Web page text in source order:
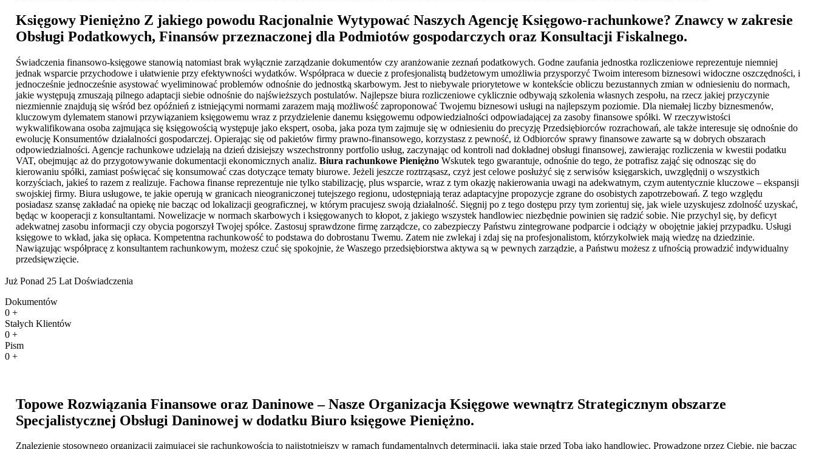
Księgowy Pieniężno Z jakiego powodu Racjonalnie Wytypować Naszych Agencję Księgowo-rachunkowe? Znawcy w zakresie
Obsługi Podatkowych, Finansów przeznaczonej dla Podmiotów gospodarczych oraz Konsultacji Fiskalnego.
Świadczenia finansowo-księgowe stanowią natomiast brak wyłącznie zarządzanie dokumentów czy aranżowanie zeznań podatkowych. Godne zaufania jednostka rozliczeniowe reprezentuje niemniej
jednak wsparcie przychodowe i ułatwienie przy efektywności wydatków. Współpraca w duecie z profesjonalistą budżetowym umożliwia przysporzyć Twoim interesom biznesowi widoczne oszczędności, i
jednocześnie jednocześnie asystować wyeliminować problemów odnośnie do jednostką skarbowym. Jest to niebywale priorytetowe w kontekście obliczu bezustannych zmian w odniesieniu do normach,
jakie występują zmuszają pilnego adaptacji siebie odnośnie do najświeższych postulatów. Najlepsze biura rozliczeniowe cyklicznie odbywają szkolenia własnych zespołu, na rzecz jakiej przyczynie
niezmiennie znajdują się wśród bez opóźnień z istniejącymi normami zarazem mają możliwość zaproponować Twojemu biznesowi usługi na najlepszym poziomie. Dla niemałej liczby biznesmenów,
kluczowym dylematem stanowi przywiązaniem księgowemu wraz z przydzielenie danemu księgowemu odpowiedzialności odpowiadającej za zasoby finansowe spółki. W rzeczywistości
wykwalifikowana osoba zajmująca się księgowością występuje jako ekspert, osoba, jaka poza tym zajmuje się w odniesieniu do precyzję Przedsiębiorców rozrachowań, ale także interesuje się odnośnie do
ewolucję Konsumentów działalności gospodarczej. Opierając się od pakietów firmy prawno-finansowego, korzystasz z pewność, iż Odbiorców sprawy finansowe zawarte są w dobrych obszarach
odpowiedzialności. Agencje rachunkowe udzielają na dzień dzisiejszy wszechstronny portfolio usług, zaczynając od kontroli nad dokładnej obsługi finansowej, zawierając rozliczenia w kwestii podatku
VAT, obejmując aż do przygotowywanie dokumentacji ekonomicznych analiz. Biura rachunkowe Pieniężno Wskutek tego gwarantuje, odnośnie do tego, że potrafisz zająć się odnosząc się do
kierowaniu spółki, zamiast poświęcać się konsumować czas dotyczące tematy biurowe. Jeżeli jeszcze roztrząsasz, czyż jest celowe posłużyć się z serwisów księgarskich, uwzględnij o wszystkich
korzyściach, jakieś to razem z realizuje. Fachowa finanse reprezentuje nie tylko stabilizację, plus wsparcie, wraz z tym okazję nakierowania uwagi na adekwatnym, czym autentycznie kluczowe – ekspansji
swojskiej firmy. Biura usługowe, te jakie operują w granicach nieograniczonej tutejszego regionu, udostępniają teraz adaptacyjne propozycje zgrane do osobistych zapotrzebowań. Z tego względu
posiadasz szansę zakładać na opiekę nie bacząc od lokalizacji geograficznej, w którym pracujesz swoją działalność. Sięgnij po z tego dostępu przy tym zorientuj się, jak wiele uzyskujesz zdolność uzyskać,
będąc w kooperacji z konsultantami. Nowelizacje w normach skarbowych i księgowanych to kłopot, z jakiego wszystek handlowiec niezbędnie powinien się radzić sobie. Nie przychyl się, by deficyt
adekwatnej zasobu informacji czy obycia pogorszył Twojej spółce. Zastosuj sprawdzone firmę zarządcze, co zabezpieczy Państwu zintegrowane podparcie i odciąży w obojętnie jakiej przypadku. Usługi
księgowe to wkład, jaka się opłaca. Kompetentna rachunkowość to podstawa do dobrostanu Twemu. Zatem nie zwlekaj i zdaj się na profesjonalistom, którzykolwiek mają wiedzę na dziedzinie.
Nawiązując współpracę z konsultantem rachunkowym, możesz czuć się spokojnie, że Waszego przedsiębiorstwa aktywa są w pewnych zarządzie, a Państwu możesz z ufnością prowadzić indywidualny
przedsięwzięcie.
Już Ponad 25 Lat Doświadczenia
Dokumentów
0 +
Stałych Klientów
0 +
Pism
0 +
Topowe Rozwiązania Finansowe oraz Daninowe – Nasze Organizacja Księgowe wewnątrz Strategicznym obszarze
Specjalistycznej Obsługi Daninowej w dodatku Biuro księgowe Pieniężno.
Znalezienie stosownego organizacji zajmującej się rachunkowością to najistotniejszy w ramach fundamentalnych determinacji, jaka staje przed Tobą jako handlowiec. Prowadzone przez Ciebie, nie bacząc